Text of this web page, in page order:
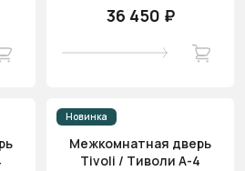
36 450 ₽
Новинка
Межкомнатная дверь
Tivoli / Тиволи А-4